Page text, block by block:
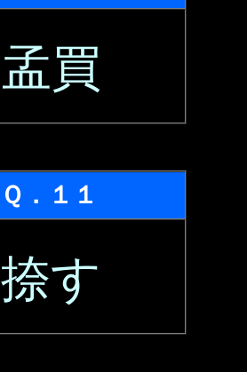
孟買
Ｑ．１１
捺す